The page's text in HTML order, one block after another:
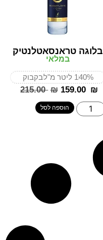
בלוגה טראנסאטלנטיק
במלאי
40%1 ליטר מ"ל בקבוק
‎215.00 ₪ ‎159.00 ₪
הוספה לסל